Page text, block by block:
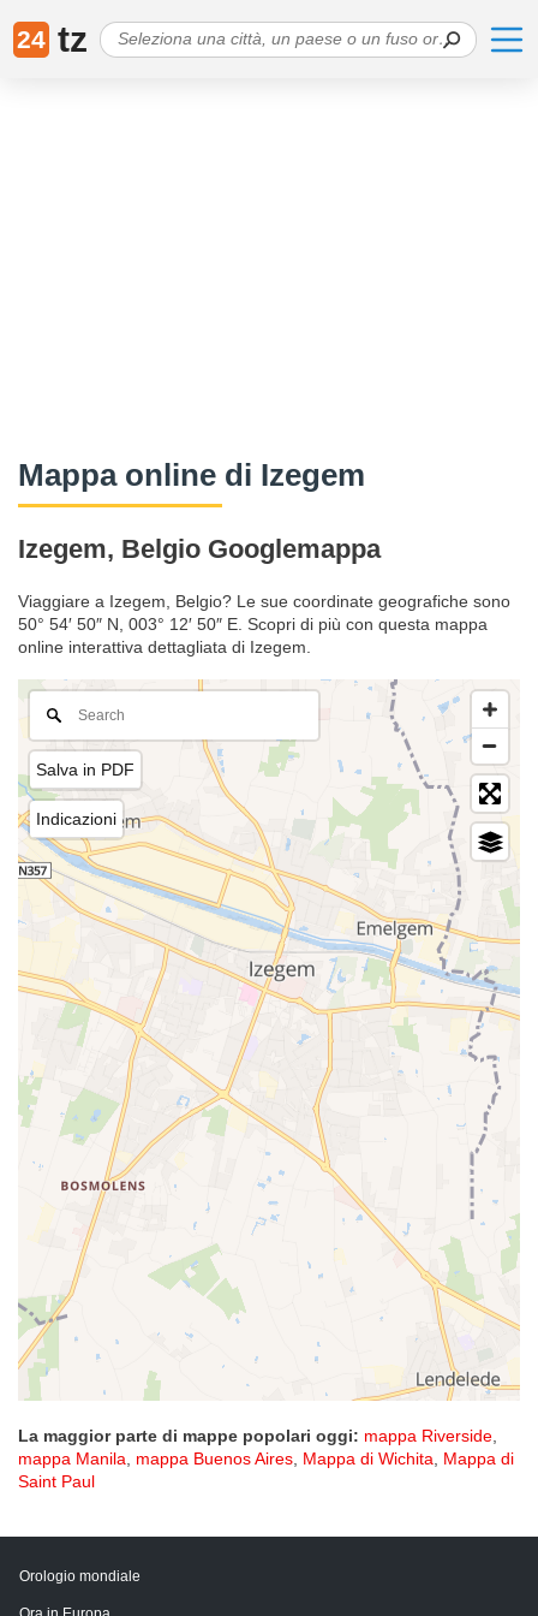
24 tz
Mappa online di Izegem
Izegem, Belgio Googlemappa
Viaggiare a Izegem, Belgio? Le sue coordinate geografiche sono
50° 54′ 50″ N, 003° 12′ 50″ E. Scopri di più con questa mappa
online interattiva dettagliata di Izegem.
Salva in PDF
Indicazioni
La maggior parte di mappe popolari oggi: mappa Riverside,
mappa Manila, mappa Buenos Aires, Mappa di Wichita, Mappa di
Saint Paul
Orologio mondiale